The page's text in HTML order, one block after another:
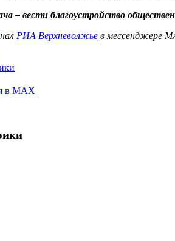
– вести благоустройство
РИА Верхневолжье в мессенджере
в MAX